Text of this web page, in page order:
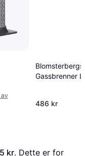
Blomsterbergs
Gassbrenner
486 kr
kr. Dette er for